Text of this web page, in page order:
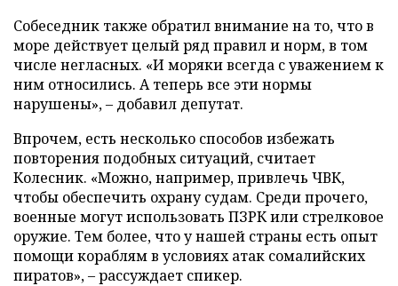
Собеседник также обратил внимание на то, что в
море действует целый ряд правил и норм, в том
числе негласных. «И моряки всегда с уважением к
ним относились. А теперь все эти нормы
нарушены», – добавил депутат.
Впрочем, есть несколько способов избежать
повторения подобных ситуаций, считает
Колесник. «Можно, например, привлечь ЧВК,
чтобы обеспечить охрану судам. Среди прочего,
военные могут использовать ПЗРК или стрелковое
оружие. Тем более, что у нашей страны есть опыт
помощи кораблям в условиях атак сомалийских
пиратов», – рассуждает спикер.